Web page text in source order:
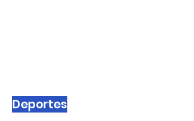
Deportes